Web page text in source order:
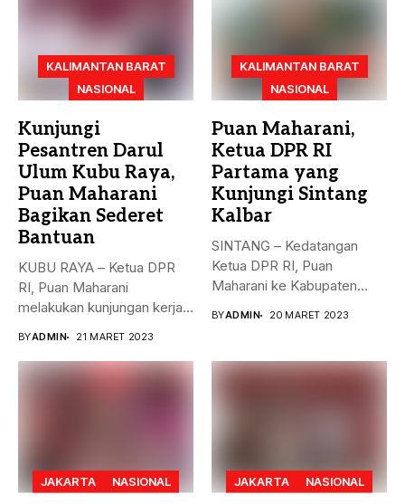
KALIMANTAN BARAT
NASIONAL
Kunjungi
Pesantren Darul
Ulum Kubu Raya,
Puan Maharani
Bagikan Sederet
Bantuan
KUBU RAYA – Ketua DPR
RI, Puan Maharani
melakukan kunjungan kerja
BYADMIN 21 MARET 2023
KALIMANTAN BARAT
NASIONAL
Puan Maharani,
Ketua DPR RI
Partama yang
Kunjungi Sintang
Kalbar
SINTANG – Kedatangan
Ketua DPR RI, Puan
Maharani ke Kabupaten
BYADMIN 20 MARET 2023
JAKARTA NASIONAL JAKARTA NASIONAL